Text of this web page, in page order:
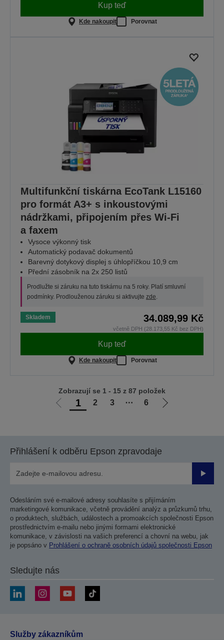
Kup teď
Kde nakoupit Porovnat
Multifunkční tiskárna EcoTank L15160
pro formát A3+ s inkoustovými
nádržkami, připojením přes Wi-Fi
a faxem
Vysoce výkonný tisk
Automatický podavač dokumentů
Barevný dotykový displej s úhlopříčkou 10,9 cm
Přední zásobník na 2x 250 listů
Prodlužte si záruku na tuto tiskárnu na 5 roky. Platí smluvní
podmínky. Prodlouženou záruku si aktivujte zde.
Skladem 34.089,99 Kč
včetně DPH (28.173,55 Kč bez DPH)
Kup teď
Kde nakoupit Porovnat
Jít
1 2 3 ⋯ 6
Jít
Zobrazují se 1 - 15 z 87 položek
Přihlášení k odběru Epson zpravodaje
Odesláním své e-mailové adresy souhlasíte s přijímáním
marketingové komunikace, včetně provádění analýz a průzkumů trhu,
o produktech, službách, událostech a promoakcích společnosti Epson
prostřednictvím e-mailu nebo jinými formami elektronické
komunikace, v závislosti na vašich preferencí a chovní na webu, jak
je popsáno v Prohlášení o ochraně osobních údajů společnosti Epson
Sledujte nás
Služby zákazníkům